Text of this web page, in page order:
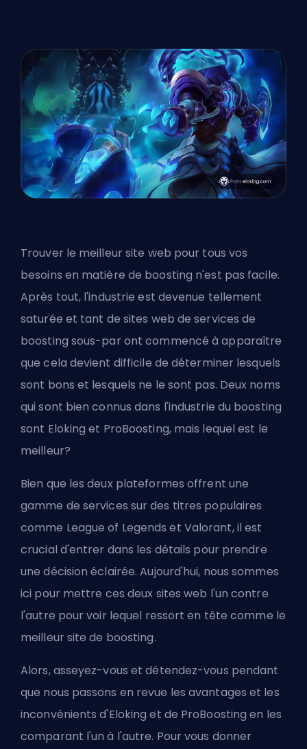
Trouver le meilleur site web pour tous vos
besoins en matière de boosting n'est pas facile.
Après tout, l'industrie est devenue tellement
saturée et tant de sites web de services de
boosting sous-par ont commencé à apparaître
que cela devient difficile de déterminer lesquels
sont bons et lesquels ne le sont pas. Deux noms
qui sont bien connus dans l'industrie du boosting
sont Eloking et ProBoosting, mais lequel est le
meilleur?
Bien que les deux plateformes offrent une
gamme de services sur des titres populaires
comme League of Legends et Valorant, il est
crucial d'entrer dans les détails pour prendre
une décision éclairée. Aujourd'hui, nous sommes
ici pour mettre ces deux sites web l'un contre
l'autre pour voir lequel ressort en tête comme le
meilleur site de boosting.
Alors, asseyez-vous et détendez-vous pendant
que nous passons en revue les avantages et les
inconvénients d'Eloking et de ProBoosting en les
comparant l'un à l'autre. Pour vous donner